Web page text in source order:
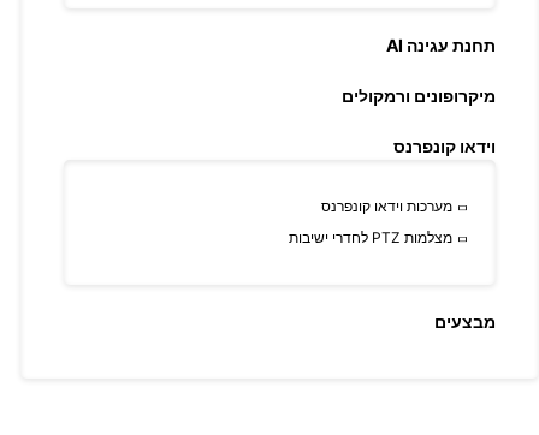
תחנת עגינה AI
מיקרופונים ורמקולים
וידאו קונפרנס
מערכות וידאו קונפרנס
מצלמות PTZ לחדרי ישיבות
מבצעים